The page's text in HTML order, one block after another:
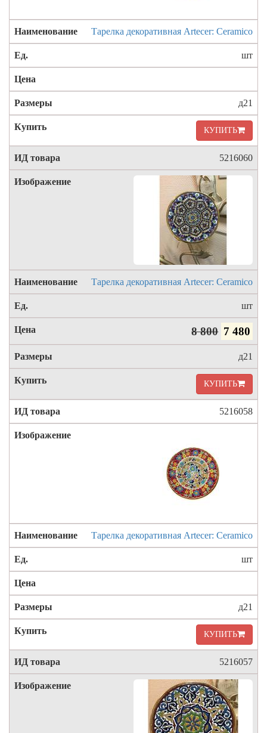
Тарелка декоративная Artecer: Ceramico
шт
д21
КУПИТЬ
5216060
Тарелка декоративная Artecer: Ceramico
шт
8 800 7 480
д21
КУПИТЬ
5216058
Тарелка декоративная Artecer: Ceramico
шт
д21
КУПИТЬ
5216057